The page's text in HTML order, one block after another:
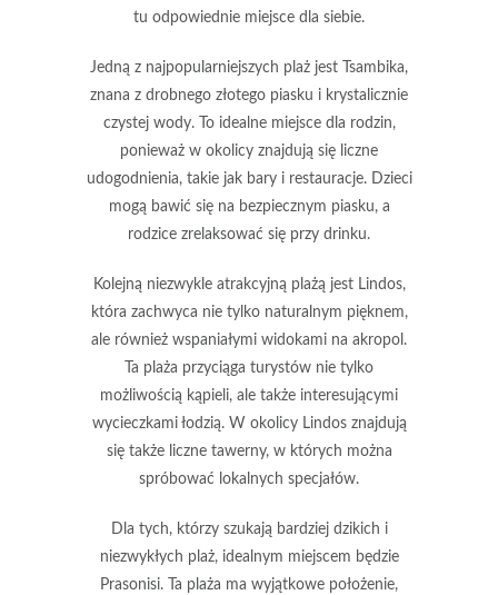
tu odpowiednie miejsce dla siebie.
Jedną z najpopularniejszych plaż jest Tsambika,
znana z drobnego złotego piasku i krystalicznie
czystej wody. To idealne miejsce dla rodzin,
ponieważ w okolicy znajdują się liczne
udogodnienia, takie jak bary i restauracje. Dzieci
mogą bawić się na bezpiecznym piasku, a
rodzice zrelaksować się przy drinku.
Kolejną niezwykle atrakcyjną plażą jest Lindos,
która zachwyca nie tylko naturalnym pięknem,
ale również wspaniałymi widokami na akropol.
Ta plaża przyciąga turystów nie tylko
możliwością kąpieli, ale także interesującymi
wycieczkami łodzią. W okolicy Lindos znajdują
się także liczne tawerny, w których można
spróbować lokalnych specjałów.
Dla tych, którzy szukają bardziej dzikich i
niezwykłych plaż, idealnym miejscem będzie
Prasonisi. Ta plaża ma wyjątkowe położenie,